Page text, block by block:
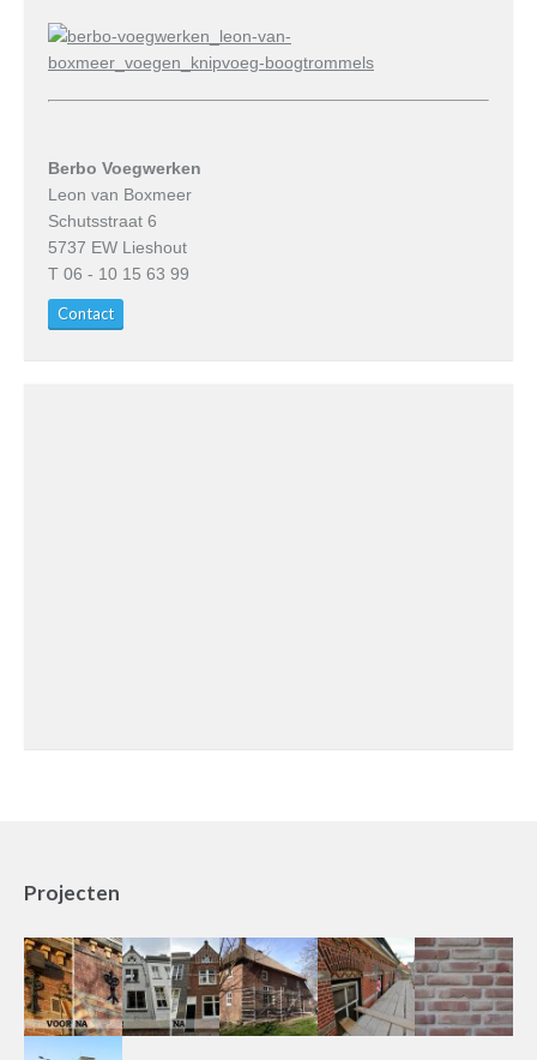
Berbo Voegwerken
Leon van Boxmeer
Schutsstraat 6
5737 EW Lieshout
T 06 - 10 15 63 99
Contact
Projecten